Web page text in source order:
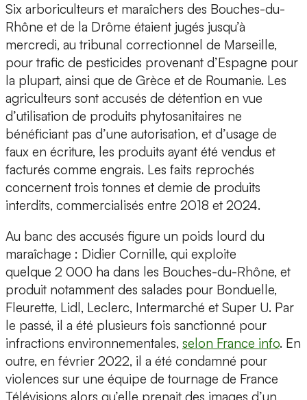
Six arboriculteurs et maraîchers des Bouches-du-
Rhône et de la Drôme étaient jugés jusqu’à
mercredi, au tribunal correctionnel de Marseille,
pour trafic de pesticides provenant d’Espagne pour
la plupart, ainsi que de Grèce et de Roumanie. Les
agriculteurs sont accusés de détention en vue
d’utilisation de produits phytosanitaires ne
bénéficiant pas d’une autorisation, et d’usage de
faux en écriture, les produits ayant été vendus et
facturés comme engrais. Les faits reprochés
concernent trois tonnes et demie de produits
interdits, commercialisés entre 2018 et 2024.
Au banc des accusés figure un poids lourd du
maraîchage : Didier Cornille, qui exploite
quelque 2 000 ha dans les Bouches-du-Rhône, et
produit notamment des salades pour Bonduelle,
Fleurette, Lidl, Leclerc, Intermarché et Super U. Par
le passé, il a été plusieurs fois sanctionné pour
infractions environnementales, selon France info. En
outre, en février 2022, il a été condamné pour
violences sur une équipe de tournage de France
Télévisions alors qu’elle prenait des images d’un